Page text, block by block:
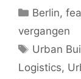
Berlin,
vergangen
Urban
Logistics,